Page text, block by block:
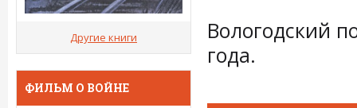
Вологодский
года.
Другие книги
ФИЛЬМ О ВОЙНЕ